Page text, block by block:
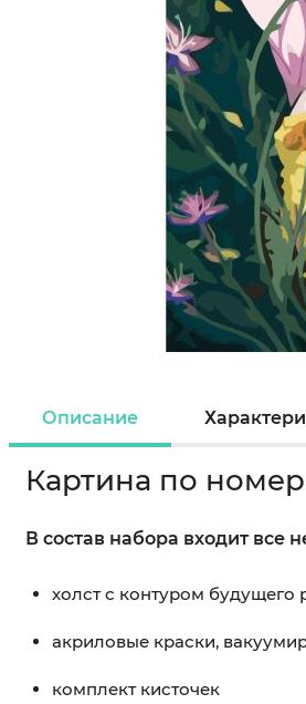
Описание
Картина по
В состав набора входит все
холст с контуром
акриловые краски,
комплект кисточек